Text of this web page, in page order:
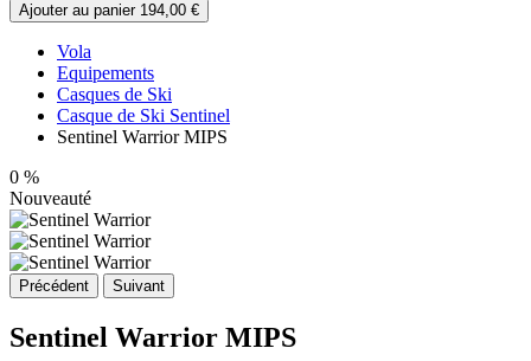
Ajouter au panier 194,00 €
Vola
Equipements
Casques de Ski
Casque de Ski Sentinel
Sentinel Warrior MIPS
0 %
Nouveauté
Précédent Suivant
Sentinel Warrior MIPS